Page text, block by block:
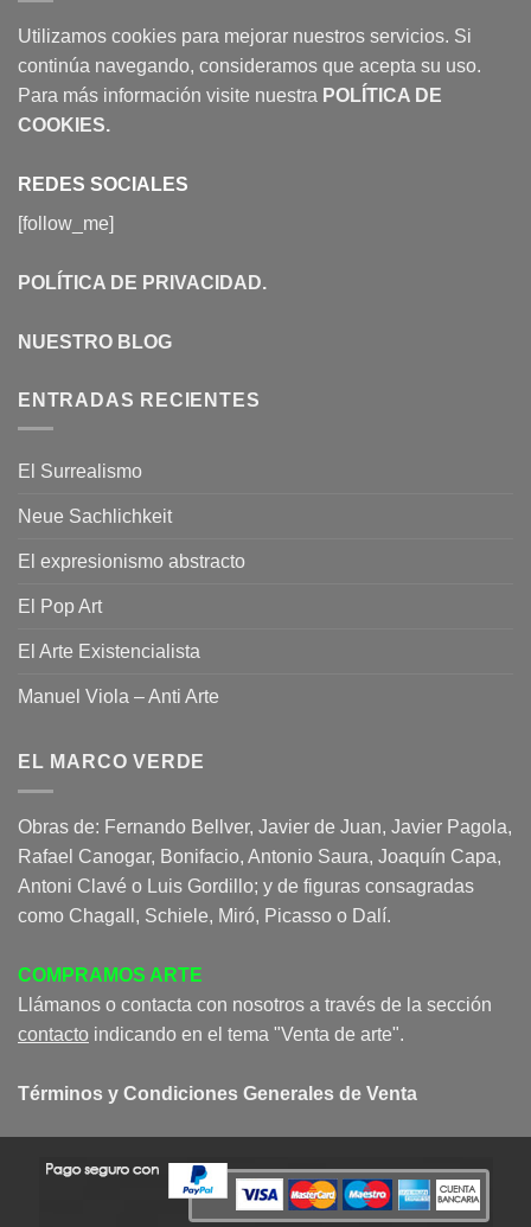
Utilizamos cookies para mejorar nuestros servicios. Si
continúa navegando, consideramos que acepta su uso.
Para más información visite nuestra POLÍTICA DE
COOKIES.
REDES SOCIALES
[follow_me]
POLÍTICA DE PRIVACIDAD.
NUESTRO BLOG
ENTRADAS RECIENTES
El Surrealismo
Neue Sachlichkeit
El expresionismo abstracto
El Pop Art
El Arte Existencialista
Manuel Viola – Anti Arte
EL MARCO VERDE
Obras de: Fernando Bellver, Javier de Juan, Javier Pagola,
Rafael Canogar, Bonifacio, Antonio Saura, Joaquín Capa,
Antoni Clavé o Luis Gordillo; y de figuras consagradas
como Chagall, Schiele, Miró, Picasso o Dalí.
COMPRAMOS ARTE
Llámanos o contacta con nosotros a través de la sección
contacto indicando en el tema "Venta de arte".
Términos y Condiciones Generales de Venta